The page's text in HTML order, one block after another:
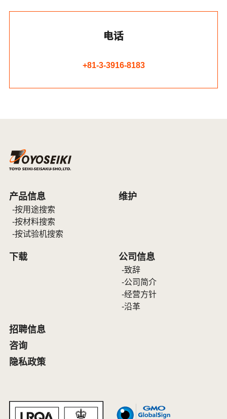
电话
+81-3-3916-8183
产品信息
按用途搜索
按材料搜索
按试验机搜索
维护
下载 公司信息
致辞
公司简介
经营方针
沿革
招聘信息
咨询
隐私政策